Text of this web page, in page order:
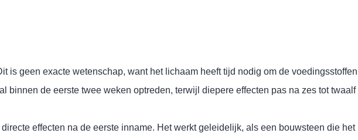
is geen exacte wetenschap, want het lichaam heeft tijd nodig om de voedingsstoffen
de eerste twee weken optreden, terwijl diepere effecten pas na zes tot twaalf
effecten na de eerste inname. Het werkt geleidelijk, als een bouwsteen die het